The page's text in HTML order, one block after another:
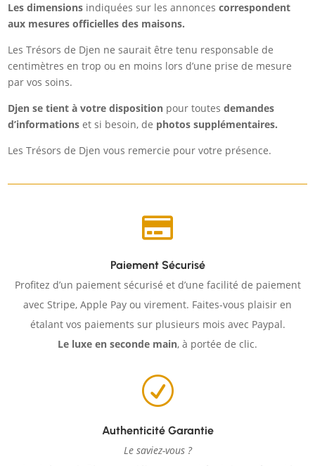
Les dimensions indiquées sur les annoncescorrespondent
aux mesures officielles des maisons.
Les Trésors de Djen ne saurait être tenu responsable de
centimètres en trop ou en moins lors d’une prise de mesure
par vos soins.
Djen se tient à votre disposition pour toutesdemandes
d’informations et si besoin, de photos supplémentaires.
Les Trésors de Djen vous remercie pour votre présence.

Paiement Sécurisé
Profitez d’un paiement sécurisé et d’une facilité de paiement
avec Stripe, Apple Pay ou virement. Faites-vous plaisir en
étalant vos paiements sur plusieurs mois avec Paypal.
Le luxe en seconde main, à portée de clic.
R
Authenticité Garantie
Le saviez-vous ?